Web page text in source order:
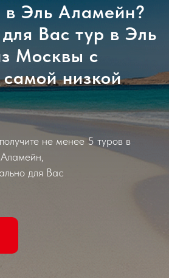
Эль Аламейн?
Вас тур в Эль
Москвы с
низкой
не менее 5 туров в
для Вас